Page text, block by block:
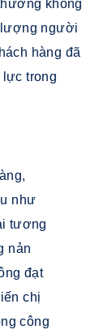
không
người
hàng đã
lực trong
như
tương
nản
đạt
chị
công